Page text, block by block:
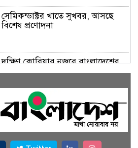
সেমিকন্ডাক্টর খাতে সুখবর, আসছে
বিশেষ প্রণোদনা
দক্ষিণ কোরিয়ার নজরে বাংলাদেশের
পোশাক শিল্প, বড় বিনিয়োগ সম্ভাবনা
জলাবদ্ধ এলাকায় কৃষিতে নতুন দিগন্ত:
পলি নেট হাউসে বছরে ১০ লাখ পর্যন্ত
মানসম্মত চারা উৎপাদন